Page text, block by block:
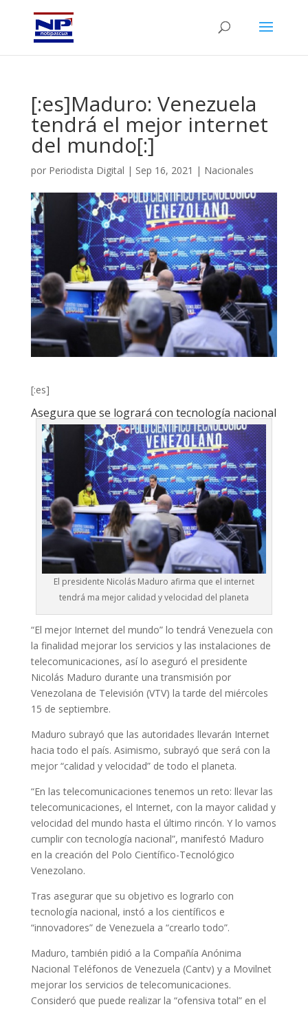
[:es]Maduro: Venezuela
tendrá el mejor internet
del mundo[:]
por Periodista Digital | Sep 16, 2021 | Nacionales
[:es]
Asegura que se logrará con tecnología nacional
El presidente Nicolás Maduro afirma que el internet
tendrá ma mejor calidad y velocidad del planeta
“El mejor Internet del mundo” lo tendrá Venezuela con
la finalidad mejorar los servicios y las instalaciones de
telecomunicaciones, así lo aseguró el presidente
Nicolás Maduro durante una transmisión por
Venezolana de Televisión (VTV) la tarde del miércoles
15 de septiembre.
Maduro subrayó que las autoridades llevarán Internet
hacia todo el país. Asimismo, subrayó que será con la
mejor “calidad y velocidad” de todo el planeta.
“En las telecomunicaciones tenemos un reto: llevar las
telecomunicaciones, el Internet, con la mayor calidad y
velocidad del mundo hasta el último rincón. Y lo vamos
cumplir con tecnología nacional”, manifestó Maduro
en la creación del Polo Científico-Tecnológico
Venezolano.
Tras asegurar que su objetivo es lograrlo con
tecnología nacional, instó a los científicos e
“innovadores” de Venezuela a “crearlo todo”.
Maduro, también pidió a la Compañía Anónima
Nacional Teléfonos de Venezuela (Cantv) y a Movilnet
mejorar los servicios de telecomunicaciones.
Consideró que puede realizar la “ofensiva total” en el